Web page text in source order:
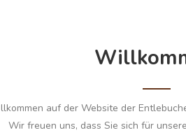
auf der Website der
Wir freuen uns, dass Sie sich für